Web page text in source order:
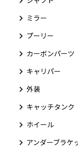
ミラー
プーリー
カーボンパーツ
キャリパー
外装
キャッチタンク
ホイール
アンダーブラケ